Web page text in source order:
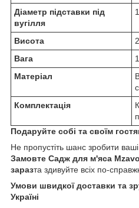
Діаметр підставки під
вугілля
Висота
Вага
Матеріал
Комплектація
Подаруйте собі та своїм
Не пропустіть шанс зробити
Замовте Садж для м'яса
заразта здивуйте всіх по-
Умови швидкої доставки та
Україні